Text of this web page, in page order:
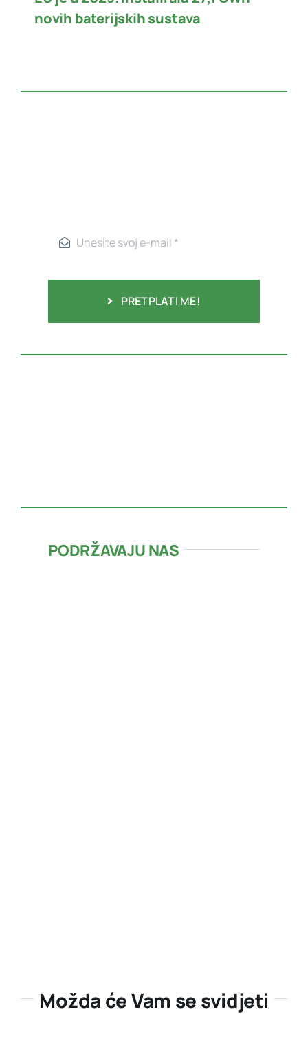
novih baterijskih sustava
PRETPLATI ME!
PODRŽAVAJU NAS
Možda će Vam se svidjeti